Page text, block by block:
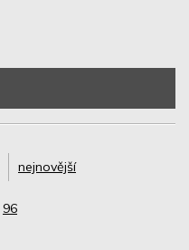
nejnovější
96